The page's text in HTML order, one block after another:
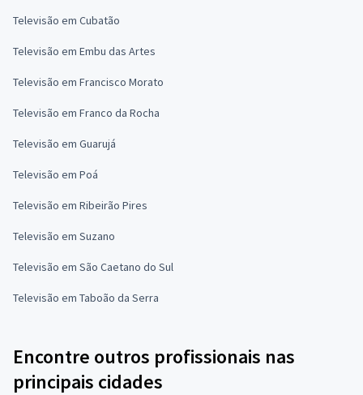
Televisão em Cubatão
Televisão em Embu das Artes
Televisão em Francisco Morato
Televisão em Franco da Rocha
Televisão em Guarujá
Televisão em Poá
Televisão em Ribeirão Pires
Televisão em Suzano
Televisão em São Caetano do Sul
Televisão em Taboão da Serra
Encontre outros profissionais nas
principais cidades